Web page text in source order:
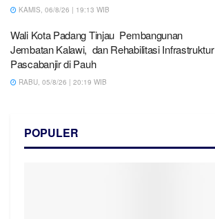
KAMIS, 06/8/26 | 19:13 WIB
Wali Kota Padang Tinjau Pembangunan
Jembatan Kalawi, dan Rehabilitasi Infrastruktur
Pascabanjir di Pauh
RABU, 05/8/26 | 20:19 WIB
POPULER